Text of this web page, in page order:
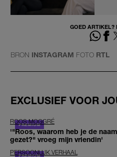
GOED ARTIKEL?
BRON INSTAGRAM FOTO RTL
EXCLUSIEF VOOR
ROOS MOGGRÉ
'"Roos, waarom heb je de
gezet?" vroeg mijn vriendin'
PERSOONLIJK VERHAAL